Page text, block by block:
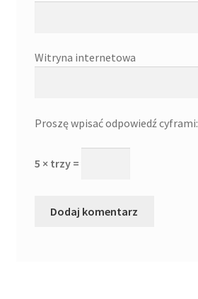
Witryna internetowa
Proszę wpisać odpowiedź cyframi:
5 × trzy =